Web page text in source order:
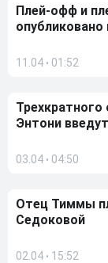
Плей-офф и
опубликовано
11.04 • 01:52
Энтони
03.04 • 04:50
Отец Тиммы
Седоковой
02.04 • 15:52